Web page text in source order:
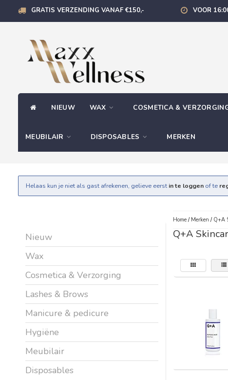
GRATIS VERZENDING VANAF €150,- VOOR
NIEUW WAX COSMETICA &
MEUBILAIR DISPOSABLES MERKEN
Helaas kun je niet als gast afrekenen, gelieve eerst in te loggen of te
Nieuw
Wax
Cosmetica & Verzorging
Lashes & Brows
Manicure & pedicure
Hygiëne
Meubilair
Disposables
Home/ Merken / Q+A
Q+A